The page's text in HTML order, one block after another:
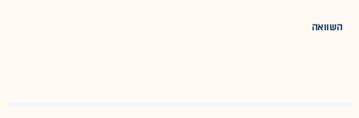
השוואה